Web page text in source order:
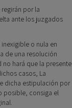
por la
ante los juzgados
o nula en
de una resolución
hará que la presente
casos, La
dicha estipulación por
posible, consiga el